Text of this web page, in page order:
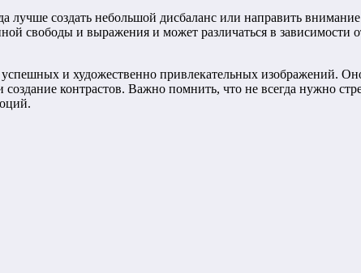
лучше создать небольшой дисбаланс или направить
свободы и выражения и может различаться в зависимости
и художественно привлекательных изображений.
контрастов. Важно помнить, что не всегда нужно